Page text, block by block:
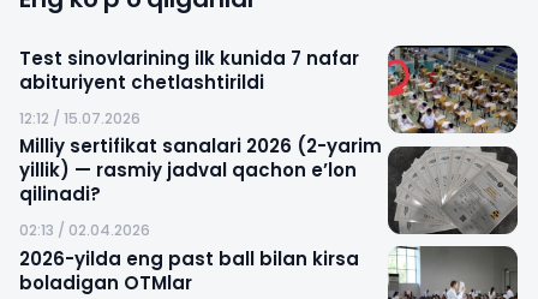
Test sinovlarining ilk kunida 7 nafar
abituriyent chetlashtirildi
12:12 / 15.07.2026
Milliy sertifikat sanalari 2026 (2-yarim
yillik) — rasmiy jadval qachon e’lon
qilinadi?
02:13 / 02.04.2026
2026-yilda eng past ball bilan kirsa
boladigan OTMlar